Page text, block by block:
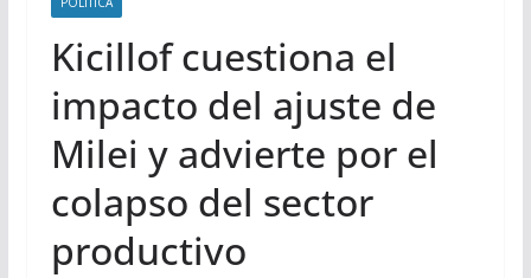
Kicillof cuestiona el
impacto del ajuste de
Milei y advierte por el
colapso del sector
productivo